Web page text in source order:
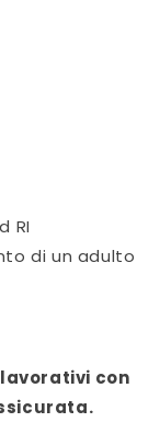
RI
di un adulto
con